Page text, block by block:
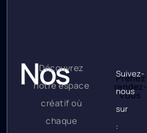
Nos
Bureaux
Découvrez
notre espace
créatif où
chaque
Prenez
rendez-
vous
Suivez-
nous
sur
: